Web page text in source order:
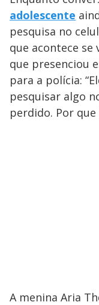
adolescente
pesquisa no
que acontece se
que presenciou
para a polícia:
pesquisar algo
perdido. Por que
A menina Aria